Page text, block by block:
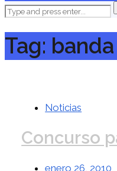
Tag:
Noticias
Concurso
enero 26, 2010